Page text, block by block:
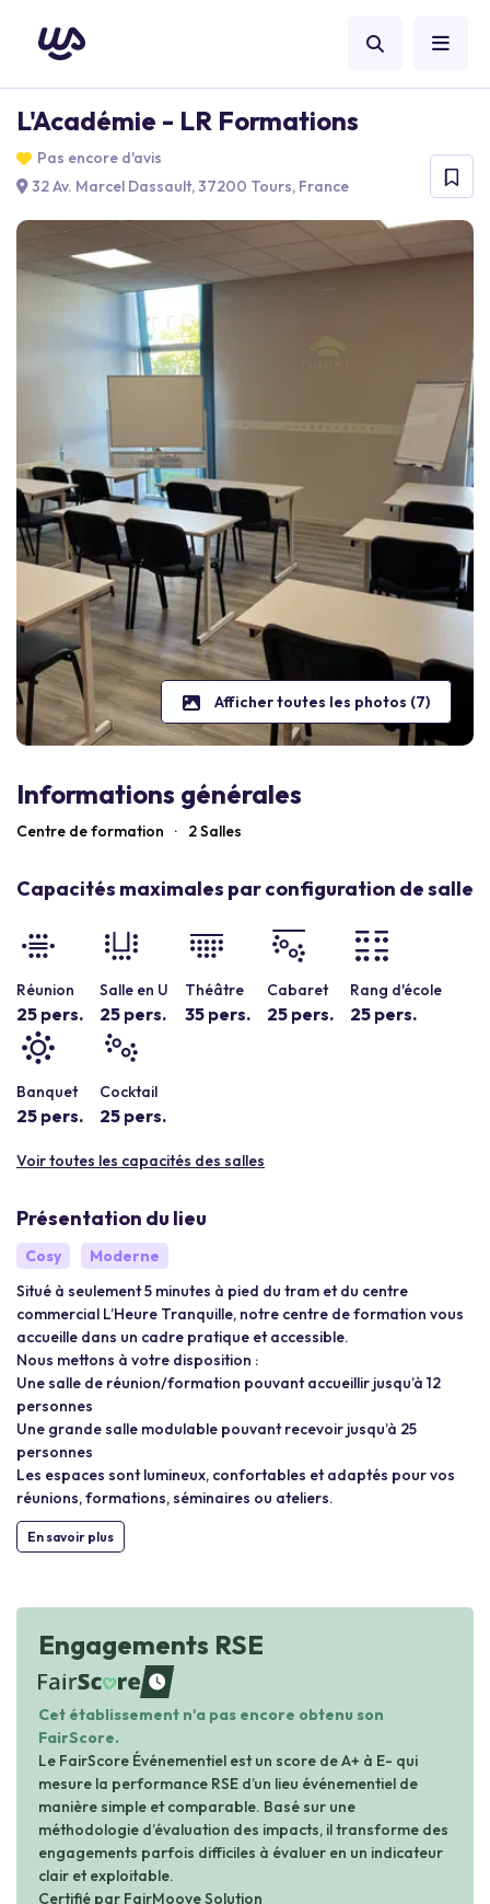
L'Académie - LR Formations
Pas encore d'avis
32 Av. Marcel Dassault, 37200 Tours, France
Afficher toutes les photos (7)
Informations générales
Centre de formation · 2 Salles
Capacités maximales par configuration de salle
Réunion
25 pers.
Salle en U
25 pers.
Théâtre
35 pers.
Cabaret
25 pers.
Rang d'école
25 pers.
Banquet
25 pers.
Cocktail
25 pers.
Voir toutes les capacités des salles
Présentation du lieu
Cosy
Moderne
Situé à seulement 5 minutes à pied du tram et du centre
commercial L’Heure Tranquille, notre centre de formation vous
accueille dans un cadre pratique et accessible.
Nous mettons à votre disposition :
Une salle de réunion/formation pouvant accueillir jusqu’à 12
personnes
Une grande salle modulable pouvant recevoir jusqu’à 25
personnes
Les espaces sont lumineux, confortables et adaptés pour vos
réunions, formations, séminaires ou ateliers.
En savoir plus
Engagements RSE
waiting
Cet établissement n'a pas encore obtenu son
FairScore.
Le FairScore Événementiel est un score de A+ à E- qui
mesure la performance RSE d’un lieu événementiel de
manière simple et comparable. Basé sur une
méthodologie d’évaluation des impacts, il transforme des
engagements parfois difficiles à évaluer en un indicateur
clair et exploitable.
Certifié par FairMoove Solution